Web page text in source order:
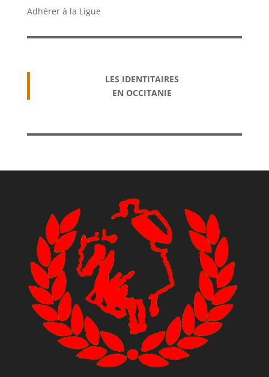
Adhérer à la Ligue
LES IDENTITAIRES
EN OCCITANIE